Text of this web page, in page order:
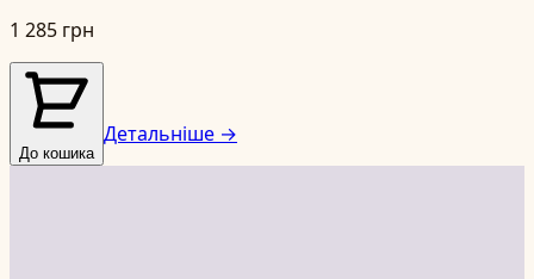
1 285 грн
До кошика
Детальніше →